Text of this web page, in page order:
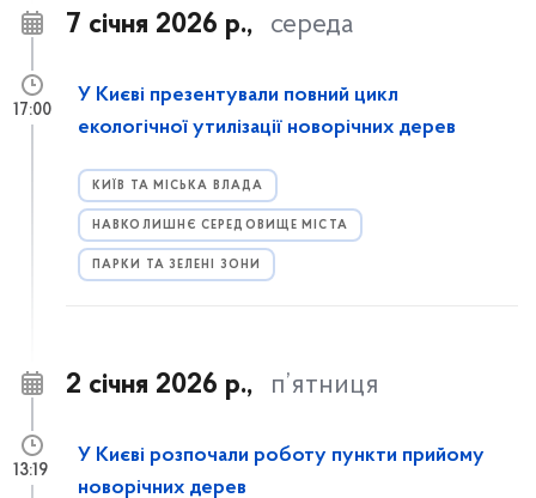
7 січня 2026 р., середа
У Києві презентували повний цикл
екологічної утилізації новорічних дерев
КИЇВ ТА МІСЬКА ВЛАДА
НАВКОЛИШНЄ СЕРЕДОВИЩЕ МІСТА
ПАРКИ ТА ЗЕЛЕНІ ЗОНИ
17:00
2 січня 2026 р., п’ятниця
У Києві розпочали роботу пункти прийому
новорічних дерев
13:19